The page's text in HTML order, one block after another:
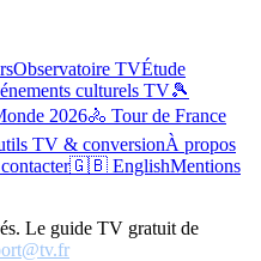
Observatoire TVÉtude
culturels TV🎾
2026🚴 Tour de France
TV & conversionÀ propos
🇬🇧 EnglishMentions
Le guide TV gratuit de